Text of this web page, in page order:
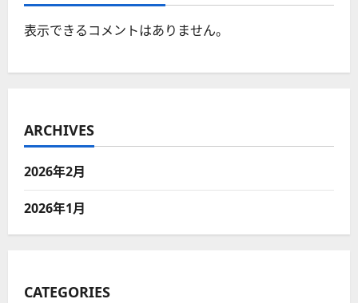
表示できるコメントはありません。
ARCHIVES
2026年2月
2026年1月
CATEGORIES